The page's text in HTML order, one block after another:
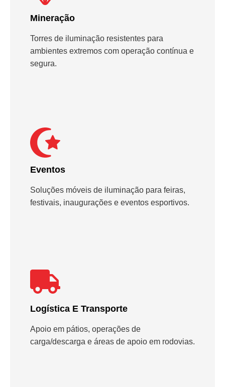
Mineração
Torres de iluminação resistentes para
ambientes extremos com operação contínua e
segura.
Eventos
Soluções móveis de iluminação para feiras,
festivais, inaugurações e eventos esportivos.
Logística E Transporte
Apoio em pátios, operações de
carga/descarga e áreas de apoio em rodovias.